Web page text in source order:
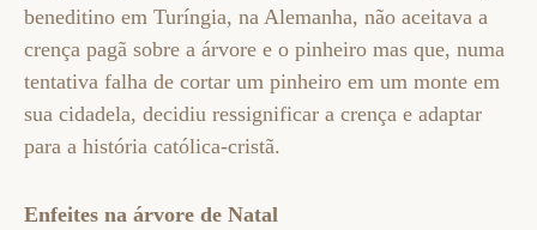
beneditino em Turíngia, na Alemanha, não aceitava a
crença pagã sobre a árvore e o pinheiro mas que, numa
tentativa falha de cortar um pinheiro em um monte em
sua cidadela, decidiu ressignificar a crença e adaptar
para a história católica-cristã.
Enfeites na árvore de Natal